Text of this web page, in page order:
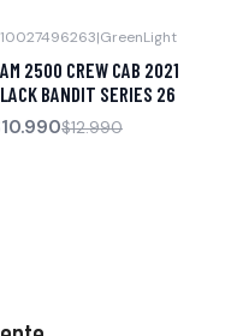
Agotado
|GreenLight
2500 CREW CAB 2021
BANDIT SERIES 26
$12.990